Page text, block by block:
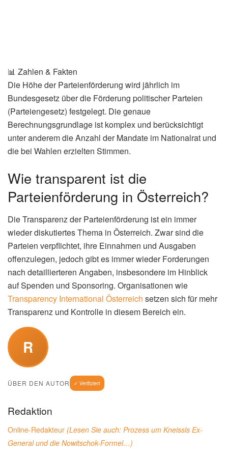
📊 Zahlen & Fakten
Die Höhe der Parteienförderung wird jährlich im
Bundesgesetz über die Förderung politischer Parteien
(Parteiengesetz) festgelegt. Die genaue
Berechnungsgrundlage ist komplex und berücksichtigt
unter anderem die Anzahl der Mandate im Nationalrat und
die bei Wahlen erzielten Stimmen.
Wie transparent ist die
Parteienförderung in Österreich?
Die Transparenz der Parteienförderung ist ein immer
wieder diskutiertes Thema in Österreich. Zwar sind die
Parteien verpflichtet, ihre Einnahmen und Ausgaben
offenzulegen, jedoch gibt es immer wieder Forderungen
nach detaillierteren Angaben, insbesondere im Hinblick
auf Spenden und Sponsoring. Organisationen wie
Transparency International Österreich setzen sich für mehr
Transparenz und Kontrolle in diesem Bereich ein.
R
ÜBER DEN AUTOR ✓ Verifiziert
Redaktion
Online-Redakteur (Lesen Sie auch: Prozess um Kneissls Ex-
General und die Nowitschok-Formel…)